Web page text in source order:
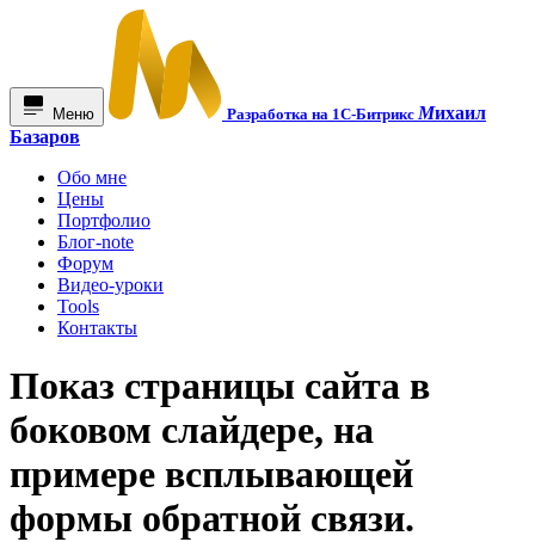
Меню Разработка на 1С-БитриксМихаил
Базаров
Обо мне
Цены
Портфолио
Блог-note
Форум
Видео-уроки
Tools
Контакты
Показ страницы сайта в
боковом слайдере, на
примере всплывающей
формы обратной связи.